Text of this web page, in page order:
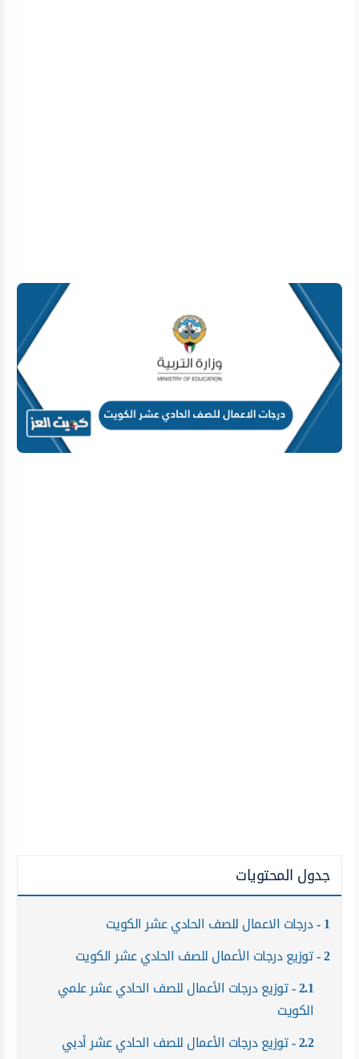
جدول المحتويات
1 درجات الاعمال للصف الحادي عشر الكويت
2 توزيع درجات الأعمال للصف الحادي عشر الكويت
2.1 توزيع درجات الأعمال للصف الحادي عشر علمي
الكويت
2.2 توزيع درجات الأعمال للصف الحادي عشر أدبي